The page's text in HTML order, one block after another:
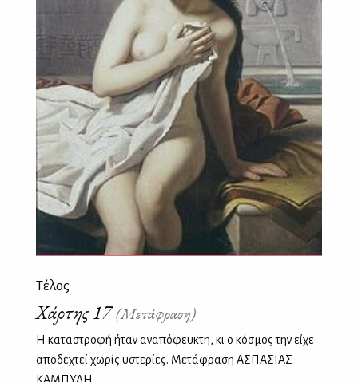
Τέλος
Χάρτης 17(Μετάφραση)
Η καταστροφή ήταν αναπόφευκτη, κι ο κόσμος την είχε
αποδεχτεί χωρίς υστερίες. Μετάφραση ΑΣΠΑΣΙΑΣ
ΚΑΜΠΥΛΗ